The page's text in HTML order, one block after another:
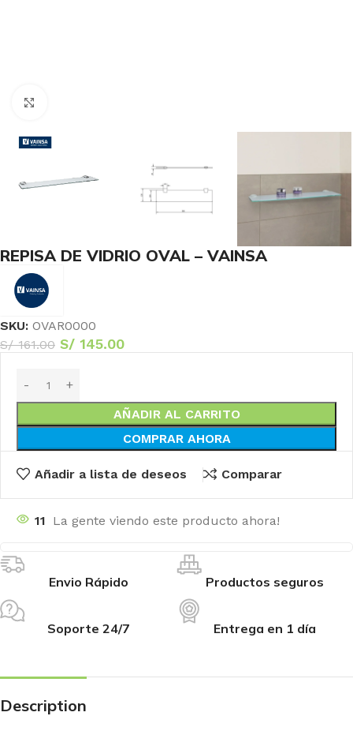
REPISA DE VIDRIO OVAL – VAINSA
SKU: OVAR0000
S/161.00 S/ 145.00
AÑADIR AL CARRITO
COMPRAR AHORA
Añadir a lista de deseos Comparar
11 La gente viendo este producto ahora!
Envio Rápido Productos seguros
Soporte 24/7 Entrega en 1 día
Description